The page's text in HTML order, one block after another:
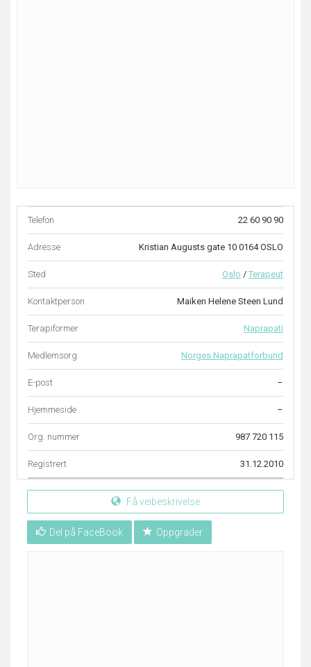
Telefon 22 60 90 90
Adresse Kristian Augusts gate 10 0164 OSLO
Sted Oslo / Terapeut
Kontaktperson Maiken Helene Steen Lund
Terapiformer Naprapati
Medlemsorg. Norges Naprapatforbund
E-post –
Hjemmeside –
Org. nummer 987 720 115
Registrert 31.12.2010
Få veibeskrivelse
Del på FaceBook Oppgrader